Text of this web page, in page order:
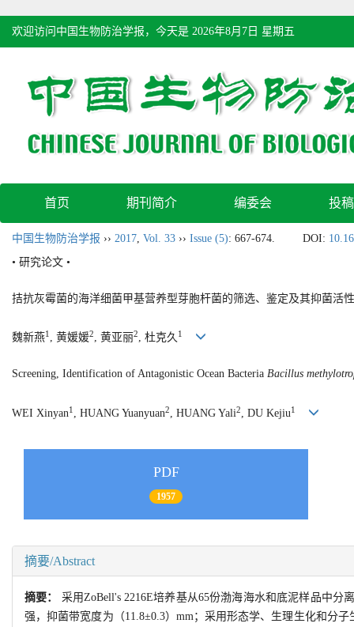
欢迎访问中国生物防治学报，今天是 2026年8月7日 星期五
首页 期刊简介 编委会 投
中国生物防治学报 ›› 2017, Vol. 33 ›› Issue (5): 667-674. DOI:
• 研究论文 •
拮抗灰霉菌的海洋细菌甲基营养型芽胞杆菌的筛选、鉴定及其抑菌活
魏新燕1 , 黄媛媛2, 黄亚丽2, 杜克久 1
Screening, Identification of Antagonistic Ocean Bacteria Bacillus
WEI Xinyan1 , HUANG Yuanyuan2 , HUANG Yali2 , DU Kejiu1
PDF
1957
摘要/Abstract
摘要： 采用ZoBell's 2216E培养基从65份渤海海水和底泥样品中
强，抑菌带宽度为（11.8±0.3）mm；采用形态学、生理生化和分